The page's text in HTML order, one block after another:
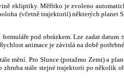
ekliptiky. Měřítko je zvoleno
(včetně trajektorií) některých planet
pod obrázkem. Lze zadat
animace je závislá na době
mění. Pro Slunce (potažmo Zemi) a
zhruba stále stejné trajektorii po